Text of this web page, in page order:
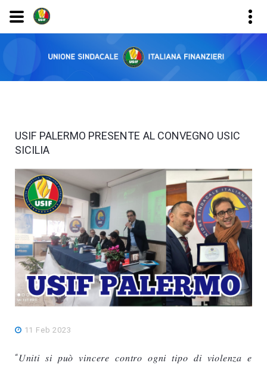
USIF PALERMO PRESENTE AL CONVEGNO USIC
SICILIA
11 Feb 2023
“𝑈𝑛𝑖𝑡𝑖 𝑠𝑖 𝑝𝑢𝑜̀ 𝑣𝑖𝑛𝑐𝑒𝑟𝑒 𝑐𝑜𝑛𝑡𝑟𝑜 𝑜𝑔𝑛𝑖 𝑡𝑖𝑝𝑜 𝑑𝑖 𝑣𝑖𝑜𝑙𝑒𝑛𝑧𝑎 𝑒